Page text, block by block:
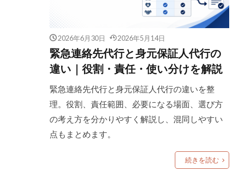
2026年6月30日 2026年5月14日
緊急連絡先代行と身元保証人代行の
違い｜役割・責任・使い分けを解説
緊急連絡先代行と身元保証人代行の違いを整
理。役割、責任範囲、必要になる場面、選び方
の考え方を分かりやすく解説し、混同しやすい
点もまとめます。
続きを読む